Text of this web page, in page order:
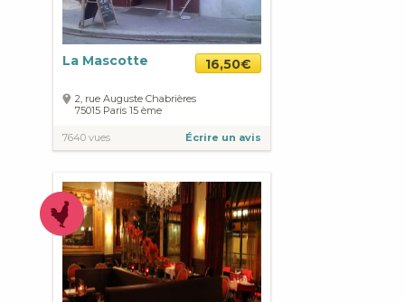
La Mascotte 16,50€
2, rue Auguste Chabrières
75015 Paris 15 ème
7640 vues Écrire un avis